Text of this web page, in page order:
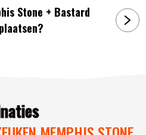
schoon te maken
x 90 cm.
waarvan twee geremd, voor
geleverd
Stone + Bastard